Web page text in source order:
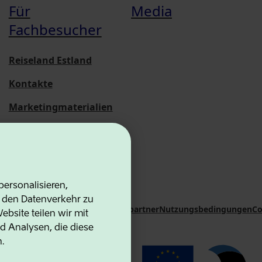
Datenverkehr zu
teilen wir mit
Analysen, die diese
Für
Fachbesucher
Reiseland Estland
Kontakte
Marketingmaterialien
Media
AgencyKontakte KooperationspartnerNutzungsbedingungen